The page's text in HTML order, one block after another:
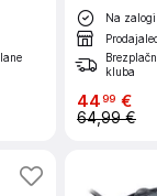
Na zalogi
kluba
4499 €
64,99 €